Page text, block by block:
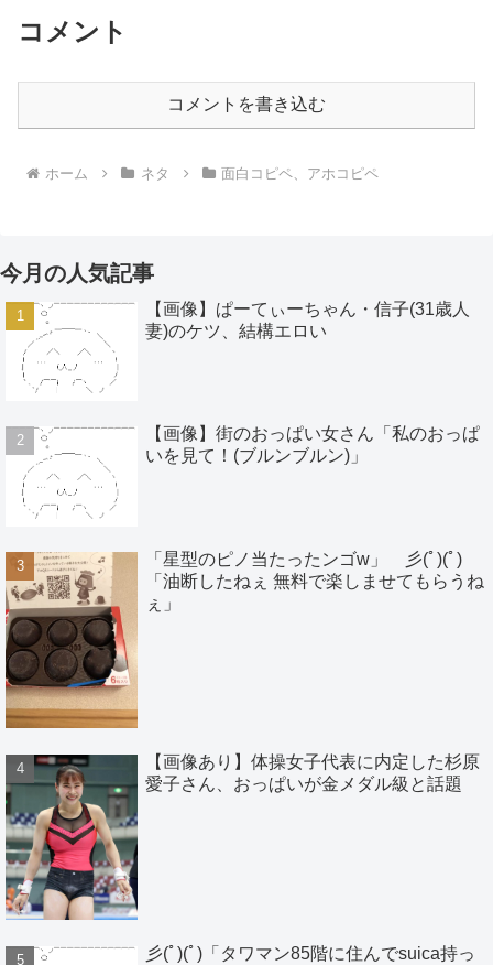
コメント
コメントを書き込む
ホーム ネタ 面白コピペ、アホコピペ
今月の人気記事
【画像】ぱーてぃーちゃん・信子(31歳人
妻)のケツ、結構エロい
【画像】街のおっぱい女さん「私のおっぱ
いを見て！(ブルンブルン)」
「星型のピノ当たったンゴw」 彡(ﾟ)(ﾟ)
「油断したねぇ 無料で楽しませてもらうね
ぇ」
【画像あり】体操女子代表に内定した杉原
愛子さん、おっぱいが金メダル級と話題
彡(ﾟ)(ﾟ)「タワマン85階に住んでsuica持っ